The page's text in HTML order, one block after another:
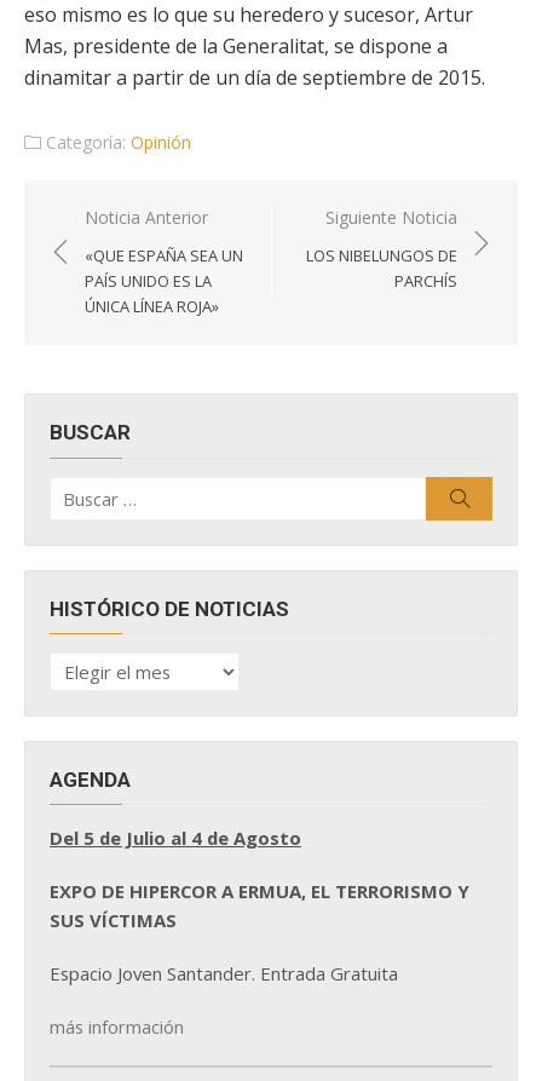
eso mismo es lo que su heredero y sucesor, Artur
Mas, presidente de la Generalitat, se dispone a
dinamitar a partir de un día de septiembre de 2015.
Categoría: Opinión
Navegación
de
entradas
Noticia Anterior
«QUE ESPAÑA SEA UN
PAÍS UNIDO ES LA
ÚNICA LÍNEA ROJA»
Siguiente Noticia
LOS NIBELUNGOS DE
PARCHÍS
BUSCAR
por:
HISTÓRICO DE NOTICIAS
HISTÓRICO
DE
AGENDA
Del 5 de Julio al 4 de Agosto
EXPO DE HIPERCOR A ERMUA, EL TERRORISMO Y
SUS VÍCTIMAS
Espacio Joven Santander. Entrada Gratuita
más información